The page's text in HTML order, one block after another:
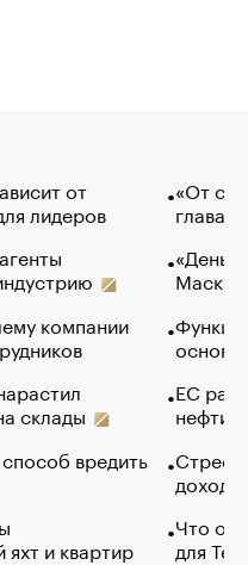
от
лидеров
компании
склады
вредить
и квартир
«От
глава
Маск в
основ
ЕС
нефти
Что
для